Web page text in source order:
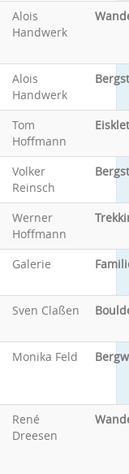
Alois
Handwerk
Alois
Handwerk
Tom
Hoffmann
Volker
Reinsch
Werner
Hoffmann
Galerie
Sven Claßen
Monika Feld
René
Dreesen